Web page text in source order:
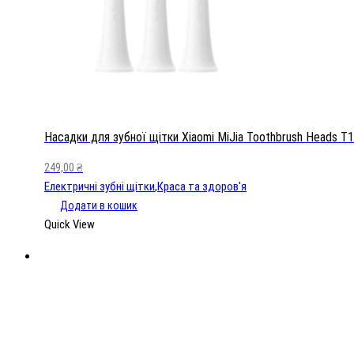
Насадки для зубної щітки Xiaomi MiJia Toothbrush Heads
249,00 ₴
Електричні зубні щітки,Краса та здоров'я
Додати в кошик
Quick View